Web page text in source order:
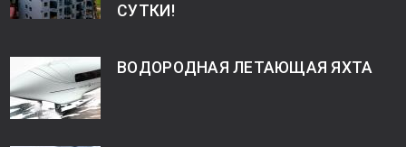
СУТКИ!
ВОДОРОДНАЯ ЛЕТАЮЩАЯ ЯХТА